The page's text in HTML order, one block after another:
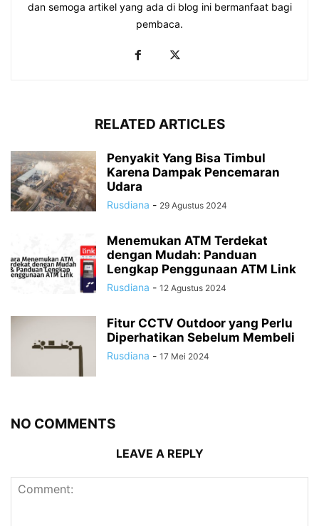
dan semoga artikel yang ada di blog ini bermanfaat bagi
pembaca.
RELATED ARTICLES
Penyakit Yang Bisa Timbul
Karena Dampak Pencemaran
Udara
Rusdiana - 29 Agustus 2024
Menemukan ATM Terdekat
dengan Mudah: Panduan
Lengkap Penggunaan ATM Link
Rusdiana - 12 Agustus 2024
Fitur CCTV Outdoor yang Perlu
Diperhatikan Sebelum Membeli
Rusdiana - 17 Mei 2024
NO COMMENTS
LEAVE A REPLY